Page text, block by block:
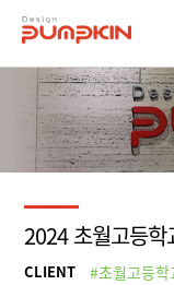
2024 초월고등
CLIENT #초월고등학